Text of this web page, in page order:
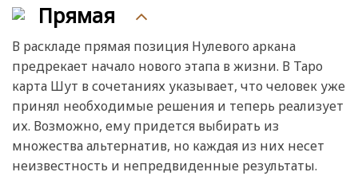
Прямая
В раскладе прямая позиция Нулевого аркана
предрекает начало нового этапа в жизни. В Таро
карта Шут в сочетаниях указывает, что человек уже
принял необходимые решения и теперь реализует
их. Возможно, ему придется выбирать из
множества альтернатив, но каждая из них несет
неизвестность и непредвиденные результаты.